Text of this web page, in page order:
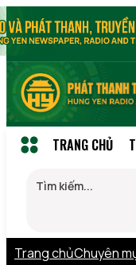
TRANG CHỦ
Trang chủChuyên